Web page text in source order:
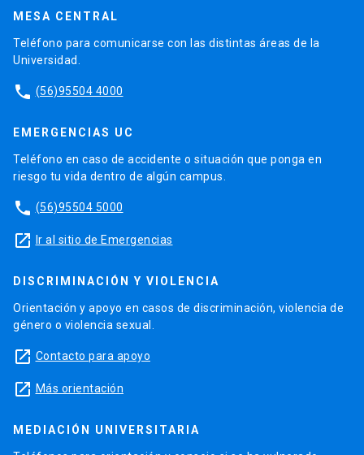
MESA CENTRAL
Teléfono para comunicarse con las distintas áreas de la
Universidad.
phone (56)95504 4000
EMERGENCIAS UC
Teléfono en caso de accidente o situación que ponga en
riesgo tu vida dentro de algún campus.
phone (56)95504 5000
launch Ir al sitio de Emergencias
DISCRIMINACIÓN Y VIOLENCIA
Orientación y apoyo en casos de discriminación, violencia de
género o violencia sexual.
launch Contacto para apoyo
launch Más orientación
MEDIACIÓN UNIVERSITARIA